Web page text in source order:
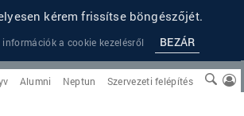
kérem frissítse böngészőjét.
a cookie kezelésről BEZÁR
Szervezeti felépítés
Neptun
Alumni